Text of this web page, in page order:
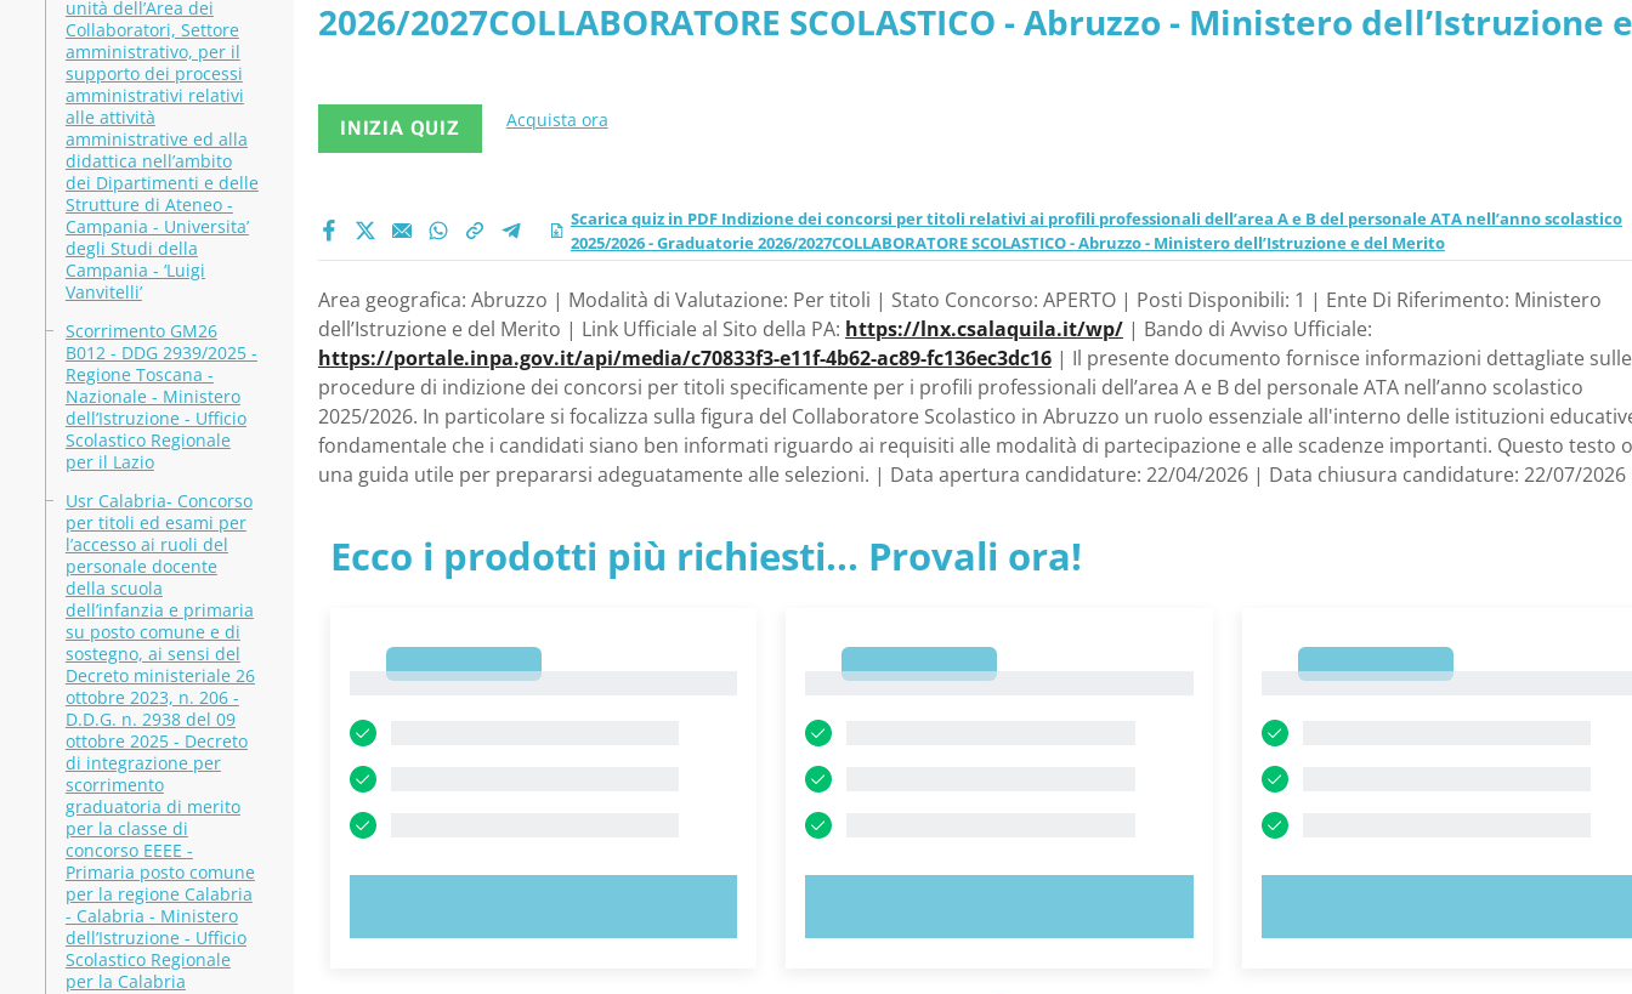
unità dell’Area dei
Collaboratori, Settore
amministrativo, per il
supporto dei processi
amministrativi relativi
alle attività
amministrative ed alla
didattica nell’ambito
dei Dipartimenti e delle
Strutture di Ateneo -
Campania - Universita’
degli Studi della
Campania - ‘Luigi
Vanvitelli’
Scorrimento GM26
B012 - DDG 2939/2025 -
Regione Toscana -
Nazionale - Ministero
dell’Istruzione - Ufficio
Scolastico Regionale
per il Lazio
Usr Calabria- Concorso
per titoli ed esami per
l’accesso ai ruoli del
personale docente
della scuola
dell’infanzia e primaria
su posto comune e di
sostegno, ai sensi del
Decreto ministeriale 26
ottobre 2023, n. 206 -
D.D.G. n. 2938 del 09
ottobre 2025 - Decreto
di integrazione per
scorrimento
graduatoria di merito
per la classe di
concorso EEEE -
Primaria posto comune
per la regione Calabria
- Calabria - Ministero
dell’Istruzione - Ufficio
Scolastico Regionale
per la Calabria
2026/2027COLLABORATORE SCOLASTICO - Abruzzo - Ministero dell’Istruzione e
INIZIA QUIZ Acquista ora
Scarica quiz in PDF Indizione dei concorsi per titoli relativi ai profili professionali dell’area A e B del personale ATA nell’anno scolastico
2025/2026 - Graduatorie 2026/2027COLLABORATORE SCOLASTICO - Abruzzo - Ministero dell’Istruzione e del Merito
Area geografica: Abruzzo | Modalità di Valutazione: Per titoli | Stato Concorso: APERTO | Posti Disponibili: 1 | Ente Di Riferimento: Ministero
dell’Istruzione e del Merito | Link Ufficiale al Sito della PA: https://lnx.csalaquila.it/wp/| Bando di Avviso Ufficiale:
https://portale.inpa.gov.it/api/media/c70833f3-e11f-4b62-ac89-fc136ec3dc16| Il presente documento fornisce informazioni dettagliate sulle
procedure di indizione dei concorsi per titoli specificamente per i profili professionali dell’area A e B del personale ATA nell’anno scolastico
2025/2026. In particolare si focalizza sulla figura del Collaboratore Scolastico in Abruzzo un ruolo essenziale all'interno delle istituzioni
fondamentale che i candidati siano ben informati riguardo ai requisiti alle modalità di partecipazione e alle scadenze importanti. Questo testo
una guida utile per prepararsi adeguatamente alle selezioni. | Data apertura candidature: 22/04/2026 | Data chiusura candidature: 22/07/2026
Ecco i prodotti più richiesti... Provali ora!